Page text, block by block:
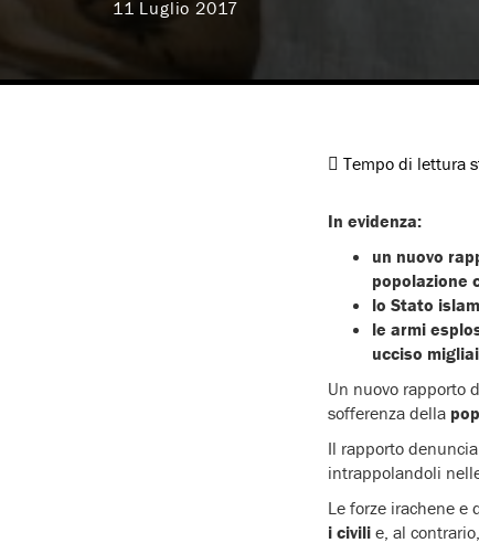
11 Luglio 2017
Tempo di lettura
In evidenza:
un nuovo
popolazione
lo Stato
le armi
ucciso
Un nuovo rapporto
sofferenza della
Il rapporto
intrappolandoli
Le forze irachene e
i civili e, al